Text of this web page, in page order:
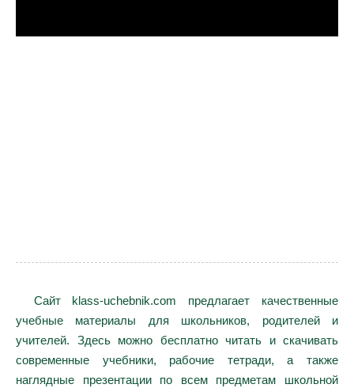
Сайт klass-uchebnik.com предлагает качественные
учебные материалы для школьников, родителей и
учителей. Здесь можно бесплатно читать и скачивать
современные учебники, рабочие тетради, а также
наглядные презентации по всем предметам школьной